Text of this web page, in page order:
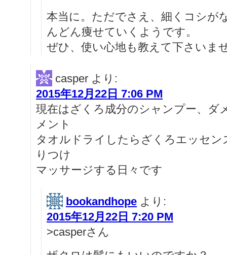
本当に。ただでさえ、細くコシが
んどん痩せていくようです。
ぜひ、使い心地も教えて下さいま
casper より:
2015年12月22日 7:06 PM
現在はざくろ成分のシャンプー、ダ
メント
タオルドライしたらざくろエッセ
りつけ
マッサージする日々です
bookandhope より:
2015年12月22日 7:20 PM
>casperさん